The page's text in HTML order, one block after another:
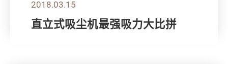
2018.03.15
直立式吸尘机最强吸力大比拼